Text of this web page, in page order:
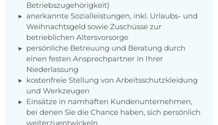
Betriebszugehörigkeit)
anerkannte Sozialleistungen, inkl. Urlaubs- und
Weihnachtsgeld sowie Zuschüsse zur
betrieblichen Altersvorsorge
persönliche Betreuung und Beratung durch
einen festen Ansprechpartner in Ihrer
Niederlassung
kostenfreie Stellung von Arbeitsschutzkleidung
und Werkzeugen
Einsätze in namhaften Kundenunternehmen,
bei denen Sie die Chance haben, sich persönlich
weiterzuentwickeln